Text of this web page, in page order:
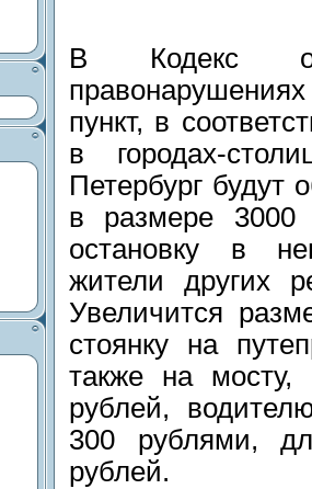
В Кодекс об
пункт, в
в городах-
Петербург будут
в размере 3000
остановку в
жители других
Увеличится
стоянку на
также на мосту,
рублей,
300 рублями,
рублей.